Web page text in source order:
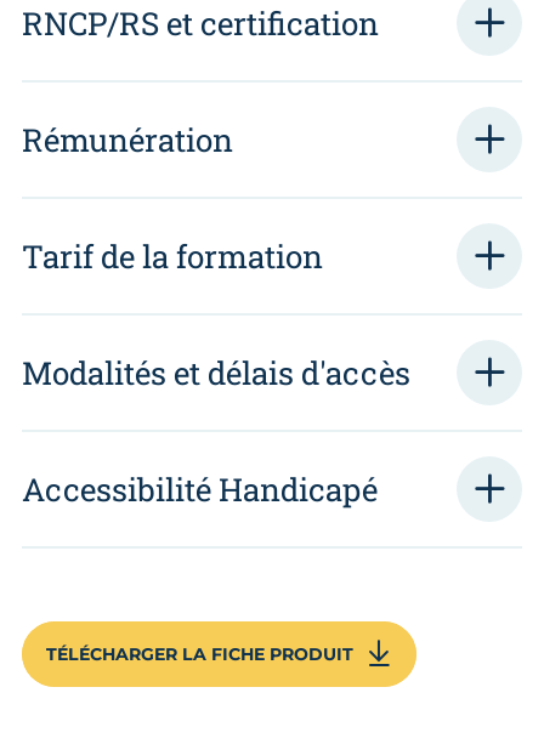
RNCP/RS et certification
Rémunération
Tarif de la formation
Modalités et délais d'accès
Accessibilité Handicapé
TÉLÉCHARGER LA FICHE PRODUIT